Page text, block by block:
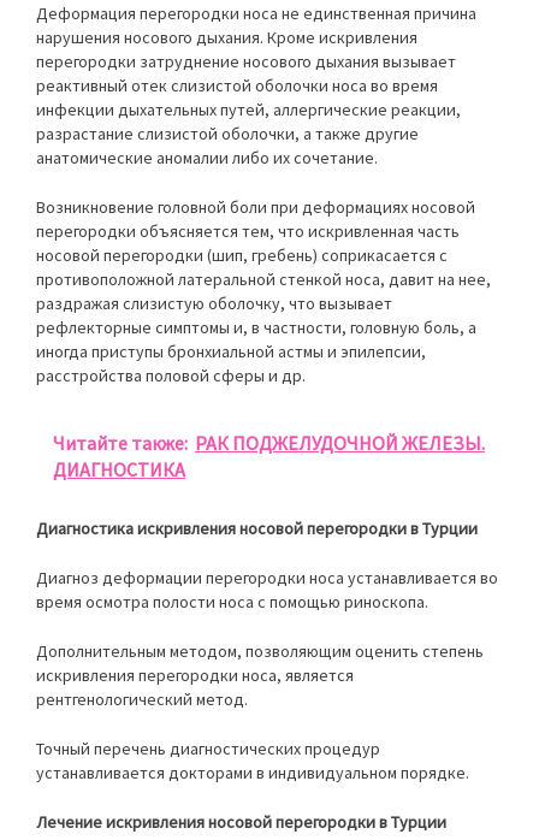
Деформация перегородки носа не единственная причина
нарушения носового дыхания. Кроме искривления
перегородки затруднение носового дыхания вызывает
реактивный отек слизистой оболочки носа во время
инфекции дыхательных путей, аллергические реакции,
разрастание слизистой оболочки, а также другие
анатомические аномалии либо их сочетание.
Возникновение головной боли при деформациях носовой
перегородки объясняется тем, что искривленная часть
носовой перегородки (шип, гребень) соприкасается с
противоположной латеральной стенкой носа, давит на нее,
раздражая слизистую оболочку, что вызывает
рефлекторные симптомы и, в частности, головную боль, а
иногда приступы бронхиальной астмы и эпилепсии,
расстройства половой сферы и др.
Читайте также: РАК ПОДЖЕЛУДОЧНОЙ ЖЕЛЕЗЫ.
ДИАГНОСТИКА
Диагностика искривления носовой перегородки в Турции
Диагноз деформации перегородки носа устанавливается во
время осмотра полости носа с помощью риноскопа.
Дополнительным методом, позволяющим оценить степень
искривления перегородки носа, является
рентгенологический метод.
Точный перечень диагностических процедур
устанавливается докторами в индивидуальном порядке.
Лечение искривления носовой перегородки в Турции